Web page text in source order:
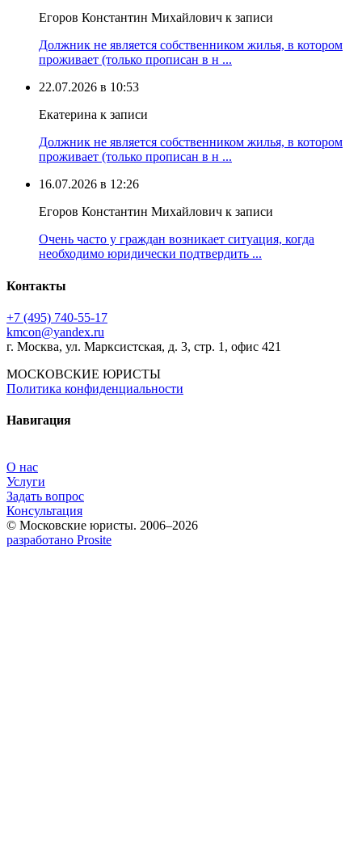
Егоров Константин Михайлович к записи
Должник не является собственником жилья, в котором
проживает (только прописан в н ...
22.07.2026 в 10:53
Екатерина к записи
Должник не является собственником жилья, в котором
проживает (только прописан в н ...
16.07.2026 в 12:26
Егоров Константин Михайлович к записи
Очень часто у граждан возникает ситуация, когда
необходимо юридически подтвердить ...
Контакты
+7 (495) 740‑55‑17
kmcon@yandex.ru
г. Москва, ул. Марксистская, д. 3, стр. 1, офис 421
МОСКОВСКИЕ ЮРИСТЫ
Политика конфиденциальности
Навигация
О нас
Услуги
Задать вопрос
Консультация
© Московские юристы. 2006–2026
разработано Prosite